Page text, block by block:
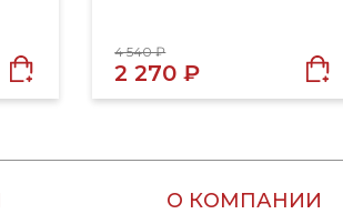
4 540 ₽
2 270 ₽
О КОМПАНИИ